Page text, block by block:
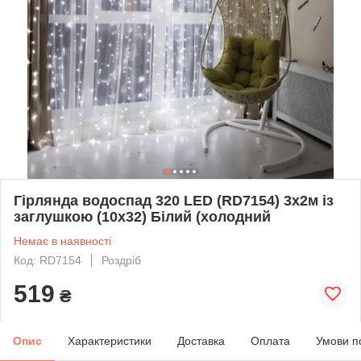
Гірлянда водоспад 320 LED (RD7154) 3х2м із
заглушкою (10х32) Білий (холодний
Немає в наявності
Код: RD7154
Роздріб
519 ₴
Опис Характеристики Доставка Оплата Умови